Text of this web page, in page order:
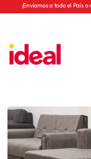
¡Enviamos a todo el País